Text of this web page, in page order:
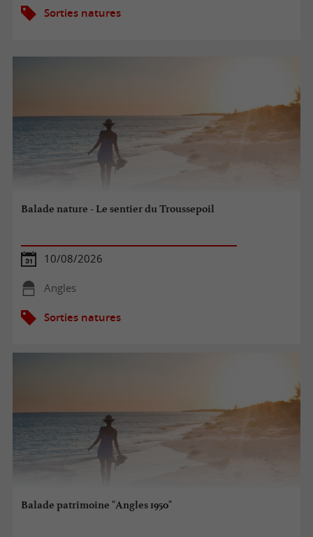
Sorties natures
Balade nature - Le sentier du Troussepoil
10/08/2026
Angles
Sorties natures
Balade patrimoine "Angles 1950"